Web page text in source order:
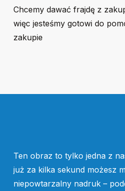
Chcemy dawać frajdę z
więc jesteśmy gotowi do
zakupie
Ten obraz to tylko jedna z
już za kilka sekund możesz
niepowtarzalny nadruk –